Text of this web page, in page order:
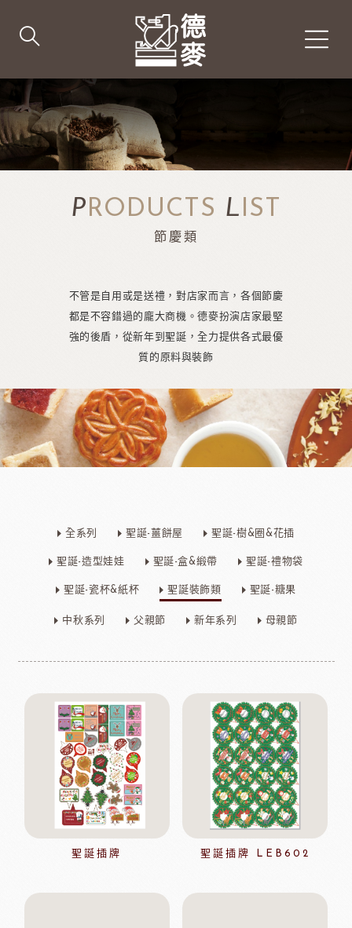
PRODUCTS LIST
節慶類
不管是自用或是送禮，對店家而言，各個節慶
都是不容錯過的龐大商機。德麥扮演店家最堅
強的後盾，從新年到聖誕，全力提供各式最優
質的原料與裝飾
全系列 聖誕-薑餅屋 聖誕-樹&圈&花插
聖誕-造型娃娃 聖誕-盒&緞帶 聖誕-禮物袋
聖誕-瓷杯&紙杯 聖誕裝飾類 聖誕-糖果
中秋系列 父親節 新年系列 母親節
聖誕插牌 聖誕插牌 LEB602